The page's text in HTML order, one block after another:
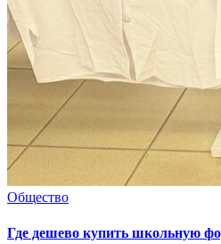
Общество
Где дешево купить школьную